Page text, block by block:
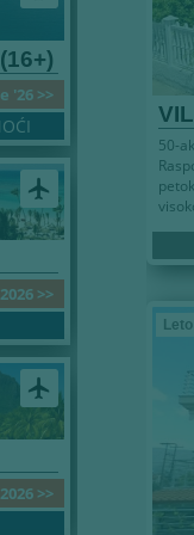
50-
'26 >>
airplanemode_active
>>
airplanemode_active
>>